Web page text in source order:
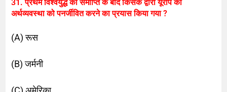
31. प्रथम विश्वयुद्ध की समाप्ति के बाद किसके द्वारा यूरोप की
अर्थव्यवस्था को पनर्जीवित करने का प्रयास किया गया ?
(A) रूस
(B) जर्मनी